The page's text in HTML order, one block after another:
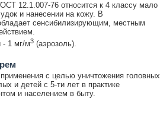
12.1.007-76 относится к 4 классу мало
и нанесении на кожу. В
сенсибилизирующим, местным
- 1 мг/м3(аэрозоль).
с целью уничтожения головных
и детей с 5-ти лет в практике
и населением в быту.